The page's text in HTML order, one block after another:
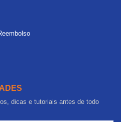
dicas e tutoriais antes de todo